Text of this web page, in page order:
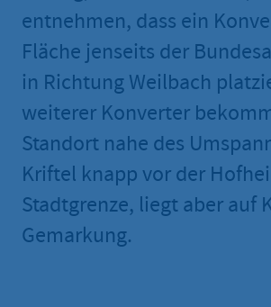
entnehmen, dass ein
Fläche jenseits der
in Richtung Weilbach
weiterer Konverter
Standort nahe des
Kriftel knapp vor der
Stadtgrenze, liegt aber auf
Gemarkung.